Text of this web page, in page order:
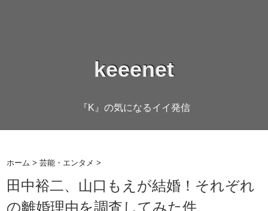
keeenet
『K』の気になるイイ発信
ホーム >芸能・エンタメ >
田中裕二、山口もえが結婚！それぞれ
の離婚理由を調査してみた件